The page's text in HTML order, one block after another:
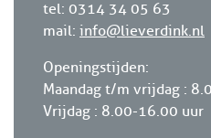
tel: 0314 34 05 63
mail: info@lieverdink.nl
Openingstijden:
Maandag t/m vrijdag :
Vrijdag : 8.00-16.00 uur